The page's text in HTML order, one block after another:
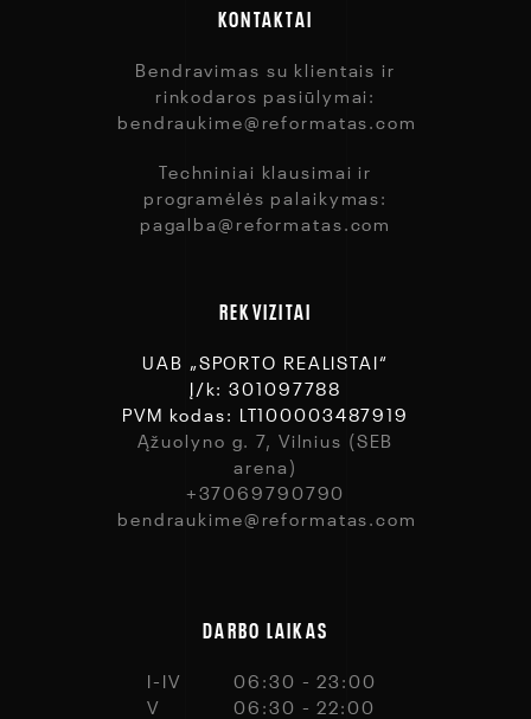
KONTAKTAI
Bendravimas su klientais ir
rinkodaros pasiūlymai:
bendraukime@reformatas.com
Techniniai klausimai ir
programėlės palaikymas:
pagalba@reformatas.com
REKVIZITAI
UAB „SPORTO REALISTAI“
Į/k: 301097788
PVM kodas: LT100003487919
Ąžuolyno g. 7, Vilnius (SEB
arena)
+37069790790
bendraukime@reformatas.com
DARBO LAIKAS
I-IV
V
06:30 - 23:00
06:30 - 22:00